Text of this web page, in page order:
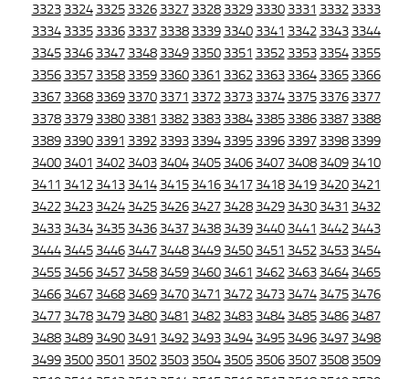
3323 3324 3325 3326 3327 3328 3329 3330 3331 3332 3333
3334 3335 3336 3337 3338 3339 3340 3341 3342 3343 3344
3345 3346 3347 3348 3349 3350 3351 3352 3353 3354 3355
3356 3357 3358 3359 3360 3361 3362 3363 3364 3365 3366
3367 3368 3369 3370 3371 3372 3373 3374 3375 3376 3377
3378 3379 3380 3381 3382 3383 3384 3385 3386 3387 3388
3389 3390 3391 3392 3393 3394 3395 3396 3397 3398 3399
3400 3401 3402 3403 3404 3405 3406 3407 3408 3409 3410
3411 3412 3413 3414 3415 3416 3417 3418 3419 3420 3421
3422 3423 3424 3425 3426 3427 3428 3429 3430 3431 3432
3433 3434 3435 3436 3437 3438 3439 3440 3441 3442 3443
3444 3445 3446 3447 3448 3449 3450 3451 3452 3453 3454
3455 3456 3457 3458 3459 3460 3461 3462 3463 3464 3465
3466 3467 3468 3469 3470 3471 3472 3473 3474 3475 3476
3477 3478 3479 3480 3481 3482 3483 3484 3485 3486 3487
3488 3489 3490 3491 3492 3493 3494 3495 3496 3497 3498
3499 3500 3501 3502 3503 3504 3505 3506 3507 3508 3509